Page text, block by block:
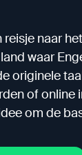
reisje naar
waar
originele
of online
om de